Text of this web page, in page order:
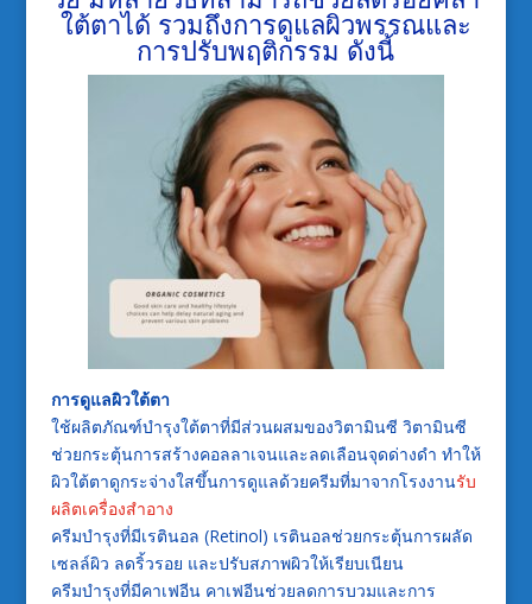
ใต้ตาได้ รวมถึงการดูแลผิวพรรณและ
การปรับพฤติกรรม ดังนี้
การดูแลผิวใต้ตา
ใช้ผลิตภัณฑ์บำรุงใต้ตาที่มีส่วนผสมของวิตามินซี วิตามินซี
ช่วยกระตุ้นการสร้างคอลลาเจนและลดเลือนจุดด่างดำ ทำให้
ผิวใต้ตาดูกระจ่างใสขึ้นการดูแลด้วยครีมที่มาจากโรงงานรับ
ผลิตเครื่องสำอาง
ครีมบำรุงที่มีเรตินอล (Retinol) เรตินอลช่วยกระตุ้นการผลัด
เซลล์ผิว ลดริ้วรอย และปรับสภาพผิวให้เรียบเนียน
ครีมบำรุงที่มีคาเฟอีน คาเฟอีนช่วยลดการบวมและการ